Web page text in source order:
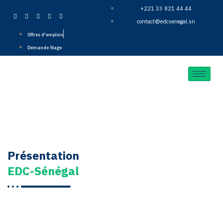
+221 33 821 44 44
contact@edcsenegal.sn
Offres d'emplois
Demande Stage
Présentation
EDC-Sénégal